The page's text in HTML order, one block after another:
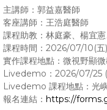
​主講師：郭益嘉醫師
客座講師：王浩庭醫師
課程助教：林庭豪、楊宜
課程時間：2026/07/10(五
實作課程地點：微視野顯
Livedemo：2026/07/25
Livedemo 課程地點：光
報名連結： https://